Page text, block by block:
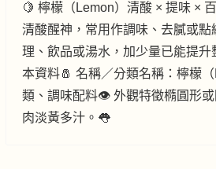
🍋 檸檬（Lemon）清酸 × 提味 ×
清酸醒神，常用作調味、去膩或點
理、飲品或湯水，加少量已能提
本資料🧂 名稱／分類名稱：檸檬
類、調味配料👁️ 外觀特徵橢圓形
肉淡黃多汁。👅